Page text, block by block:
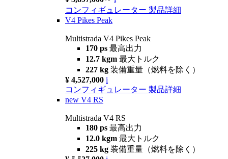
コンフィギュレーター 製品詳細
V4 Pikes Peak
Multistrada V4 Pikes Peak
170 ps 最高出力
12.7 kgm 最大トルク
227 kg 装備重量（燃料を除く）
¥ 4,527,000 i
コンフィギュレーター 製品詳細
new V4 RS
Multistrada V4 RS
180 ps 最高出力
12.0 kgm 最大トルク
225 kg 装備重量（燃料を除く）